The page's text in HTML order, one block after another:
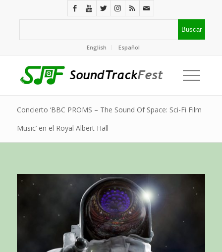
English Español
Concierto ‘BBC PROMS – The Sound Of Space: Sci-Fi Film
Music’ en el Royal Albert Hall